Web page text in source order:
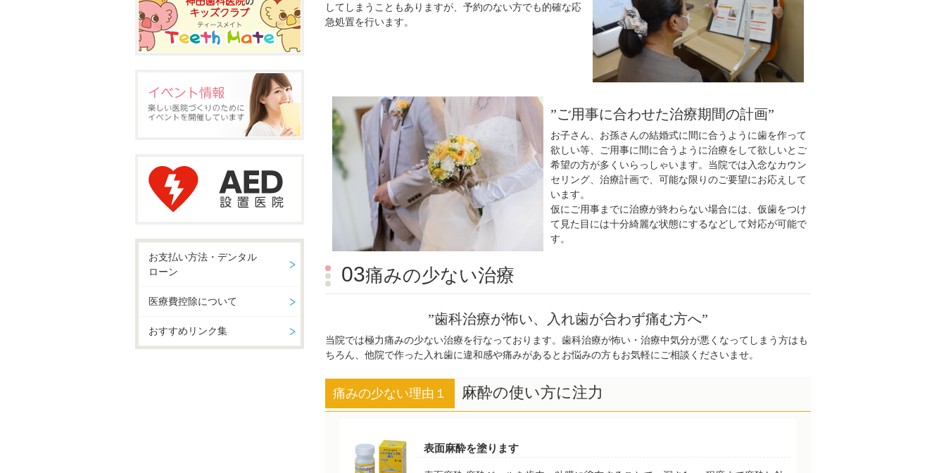
してしまうこともありますが、予約のない方でも的確な応
急処置を行います。
”ご用事に合わせた治療期間の計画”
お子さん、お孫さんの結婚式に間に合うように歯を作って
欲しい等、ご用事に間に合うように治療をして欲しいとご
希望の方が多くいらっしゃいます。当院では入念なカウン
セリング、治療計画で、可能な限りのご要望にお応えして
います。
仮にご用事までに治療が終わらない場合には、仮歯をつけ
て見た目には十分綺麗な状態にするなどして対応が可能で
す。
03痛みの少ない治療
”歯科治療が怖い、 入れ歯が合わず痛む方へ”
当院では極力痛みの少ない治療を行なっております。歯科治療が怖い・治療中気分が悪くなってしまう方はも
ちろん、他院で作った入れ歯に違和感や痛みがあるとお悩みの方もお気軽にご相談くださいませ。
痛みの少ない理由１ 麻酔の使い方に注力
表面麻酔を塗ります
お支払い方法・デンタル
ローン
医療費控除について
おすすめリンク集